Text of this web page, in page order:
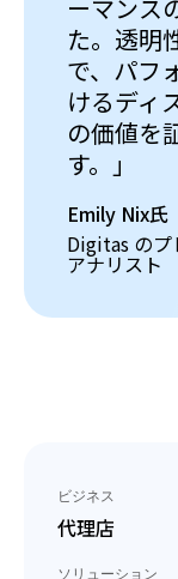
ビジネス
代理店
ソリューション
ーマンス
た。透明
で、パフ
けるディ
の価値を
す。」
Emily Nix氏
Digitas のプ
アナリスト